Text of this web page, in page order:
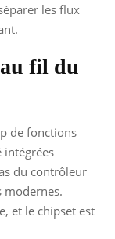
les flux
fil du
de fonctions
intégrées
du contrôleur
modernes.
et le chipset est